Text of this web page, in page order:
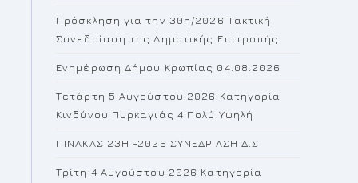
Πρόσκληση για την 30η/2026 Τακτική
Συνεδρίαση της Δημοτικής Επιτροπής
Ενημέρωση Δήμου Κρωπίας 04.08.2026
Τετάρτη 5 Αυγούστου 2026 Κατηγορία
Κινδύνου Πυρκαγιάς 4 Πολύ Υψηλή
ΠΙΝΑΚΑΣ 23H -2026 ΣΥΝΕΔΡΙΑΣΗ Δ.Σ
Τρίτη 4 Αυγούστου 2026 Κατηγορία